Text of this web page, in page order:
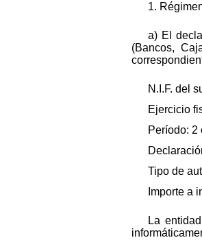
1.
a) El
(Bancos,
N.I.F. del
Ejercicio
Período: 2
Tipo de
Importe a
La